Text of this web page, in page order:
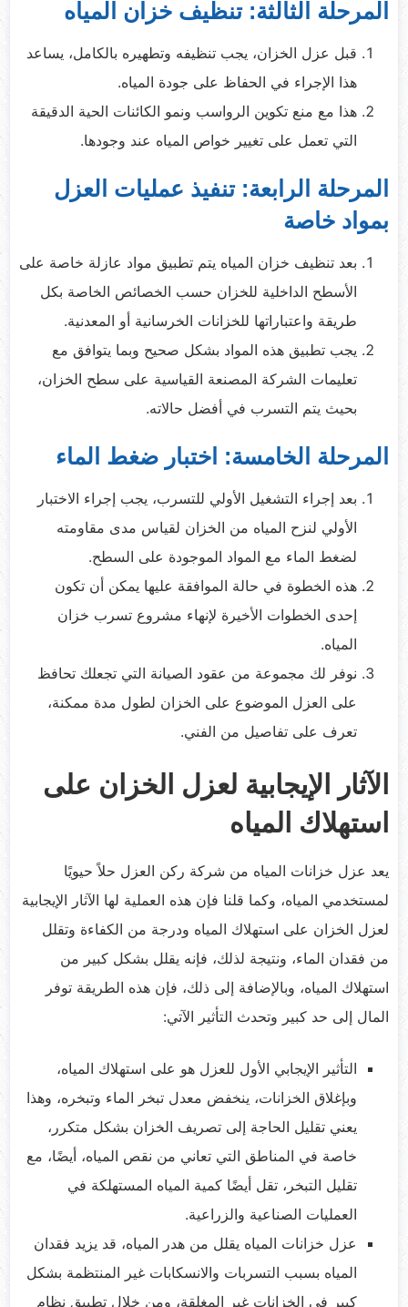
المرحلة الثالثة: تنظيف خزان المياه
قبل عزل الخزان، يجب تنظيفه وتطهيره بالكامل، يساعد
هذا الإجراء في الحفاظ على جودة المياه.
هذا مع منع تكوين الرواسب ونمو الكائنات الحية الدقيقة
التي تعمل على تغيير خواص المياه عند وجودها.
المرحلة الرابعة: تنفيذ عمليات العزل
بمواد خاصة
بعد تنظيف خزان المياه يتم تطبيق مواد عازلة خاصة على
الأسطح الداخلية للخزان حسب الخصائص الخاصة بكل
طريقة واعتباراتها للخزانات الخرسانية أو المعدنية.
يجب تطبيق هذه المواد بشكل صحيح وبما يتوافق مع
تعليمات الشركة المصنعة القياسية على سطح الخزان،
بحيث يتم التسرب في أفضل حالاته.
المرحلة الخامسة: اختبار ضغط الماء
بعد إجراء التشغيل الأولي للتسرب، يجب إجراء الاختبار
الأولي لنزح المياه من الخزان لقياس مدى مقاومته
لضغط الماء مع المواد الموجودة على السطح.
هذه الخطوة في حالة الموافقة عليها يمكن أن تكون
إحدى الخطوات الأخيرة لإنهاء مشروع تسرب خزان
المياه.
نوفر لك مجموعة من عقود الصيانة التي تجعلك تحافظ
على العزل الموضوع على الخزان لطول مدة ممكنة،
تعرف على تفاصيل من الفني.
الآثار الإيجابية لعزل الخزان على
استهلاك المياه
يعد عزل خزانات المياه من شركة ركن العزل حلاً حيويًا
لمستخدمي المياه، وكما قلنا فإن هذه العملية لها الآثار الإيجابية
لعزل الخزان على استهلاك المياه ودرجة من الكفاءة وتقلل
من فقدان الماء، ونتيجة لذلك، فإنه يقلل بشكل كبير من
استهلاك المياه، وبالإضافة إلى ذلك، فإن هذه الطريقة توفر
المال إلى حد كبير وتحدث التأثير الآتي:
التأثير الإيجابي الأول للعزل هو على استهلاك المياه،
وبإغلاق الخزانات، ينخفض ​​معدل تبخر الماء وتبخره، وهذا
يعني تقليل الحاجة إلى تصريف الخزان بشكل متكرر،
خاصة في المناطق التي تعاني من نقص المياه، أيضًا، مع
تقليل التبخر، تقل أيضًا كمية المياه المستهلكة في
العمليات الصناعية والزراعية.
عزل خزانات المياه يقلل من هدر المياه، قد يزيد فقدان
المياه بسبب التسربات والانسكابات غير المنتظمة بشكل
كبير في الخزانات غير المغلقة، ومن خلال تطبيق نظام